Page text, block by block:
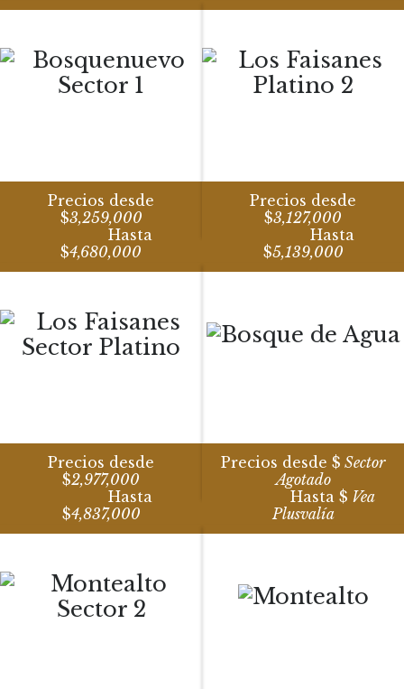
Precios desde
$3,259,000
Hasta
$4,680,000
Precios desde
$3,127,000
Hasta
$5,139,000
Precios desde
$2,977,000
Hasta
$4,837,000
Precios desde $ Sector
Agotado
Hasta $ Vea
Plusvalía